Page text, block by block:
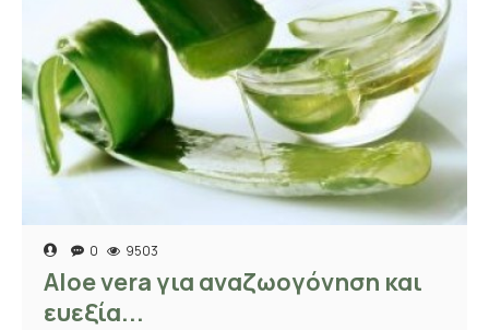
0 9503
Aloe vera για αναζωογόνηση και
ευεξία...